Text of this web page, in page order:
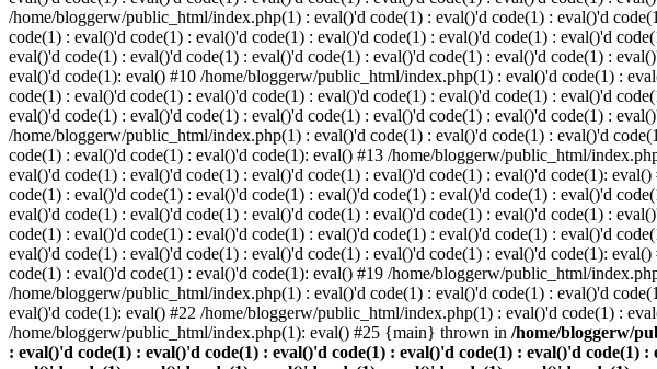
/home/bloggerw/public_html/index.php(1) : eval()'d code(1) : eval()'d code(1) : eval()'d
code(1) : eval()'d code(1) : eval()'d code(1) : eval()'d code(1) : eval()'d code(1) : eval()'d
eval()'d code(1) : eval()'d code(1) : eval()'d code(1) : eval()'d code(1) : eval()'d code(1) :
eval()'d code(1): eval() #10 /home/bloggerw/public_html/index.php(1) : eval()'d code(1) :
code(1) : eval()'d code(1) : eval()'d code(1) : eval()'d code(1) : eval()'d code(1) : eval()'d
eval()'d code(1) : eval()'d code(1) : eval()'d code(1) : eval()'d code(1) : eval()'d code(1) :
/home/bloggerw/public_html/index.php(1) : eval()'d code(1) : eval()'d code(1) : eval()'d
code(1) : eval()'d code(1) : eval()'d code(1): eval() #13 /home/bloggerw/public_html/
eval()'d code(1) : eval()'d code(1) : eval()'d code(1) : eval()'d code(1) : eval()'d code(1):
code(1) : eval()'d code(1) : eval()'d code(1) : eval()'d code(1) : eval()'d code(1) : eval()'d
eval()'d code(1) : eval()'d code(1) : eval()'d code(1) : eval()'d code(1) : eval()'d code(1) :
code(1) : eval()'d code(1) : eval()'d code(1) : eval()'d code(1) : eval()'d code(1) : eval()'d
eval()'d code(1) : eval()'d code(1) : eval()'d code(1) : eval()'d code(1) : eval()'d code(1):
code(1) : eval()'d code(1) : eval()'d code(1): eval() #19 /home/bloggerw/public_html/
/home/bloggerw/public_html/index.php(1) : eval()'d code(1) : eval()'d code(1) : eval()'d
eval()'d code(1): eval() #22 /home/bloggerw/public_html/index.php(1) : eval()'d code(1) :
/home/bloggerw/public_html/index.php(1): eval() #25 {main} thrown in /home/bloggerw/
: eval()'d code(1) : eval()'d code(1) : eval()'d code(1) : eval()'d code(1) : eval()'d